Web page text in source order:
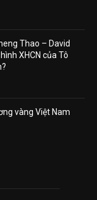
Thao – David
XHCN của Tô
vàng Việt Nam